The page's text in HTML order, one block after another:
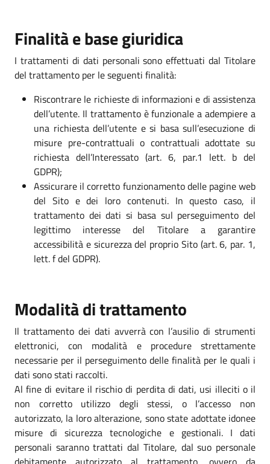
Finalità e base giuridica
I trattamenti di dati personali sono effettuati dal Titolare
del trattamento per le seguenti finalità:
Riscontrare le richieste di informazioni e di assistenza
dell’utente. Il trattamento è funzionale a adempiere a
una richiesta dell’utente e si basa sull’esecuzione di
misure pre-contrattuali o contrattuali adottate su
richiesta dell’Interessato (art. 6, par.1 lett. b del
GDPR);
Assicurare il corretto funzionamento delle pagine web
del Sito e dei loro contenuti. In questo caso, il
trattamento dei dati si basa sul perseguimento del
legittimo interesse del Titolare a garantire
accessibilità e sicurezza del proprio Sito (art. 6, par. 1,
lett. f del GDPR).
Modalità di trattamento
Il trattamento dei dati avverrà con l’ausilio di strumenti
elettronici, con modalità e procedure strettamente
necessarie per il perseguimento delle finalità per le quali i
dati sono stati raccolti.
Al fine di evitare il rischio di perdita di dati, usi illeciti o il
non corretto utilizzo degli stessi, o l’accesso non
autorizzato, la loro alterazione, sono state adottate idonee
misure di sicurezza tecnologiche e gestionali. I dati
personali saranno trattati dal Titolare, dal suo personale